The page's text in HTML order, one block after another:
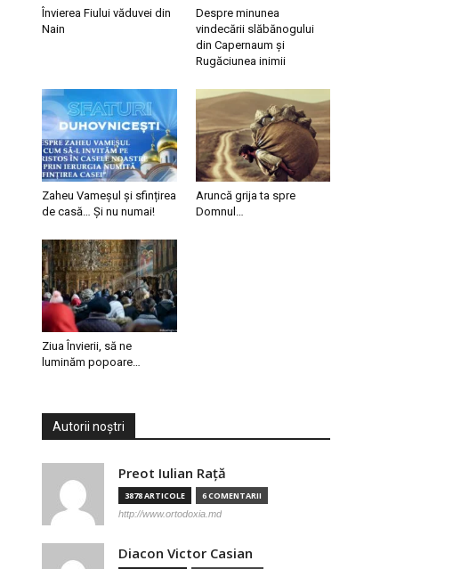
Învierea Fiului văduvei din
Nain
Despre minunea
vindecării slăbănogului
din Capernaum și
Rugăciunea inimii
Zaheu Vameșul și sfințirea
de casă… Și nu numai!
Aruncă grija ta spre
Domnul…
Ziua Învierii, să ne
luminăm popoare…
Autorii noștri
Preot Iulian Raţă
3878 ARTICOLE 6 COMENTARII
http://www.ortodoxia.md
Diacon Victor Casian